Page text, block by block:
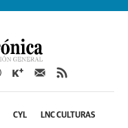
CYL LNC CULTURAS